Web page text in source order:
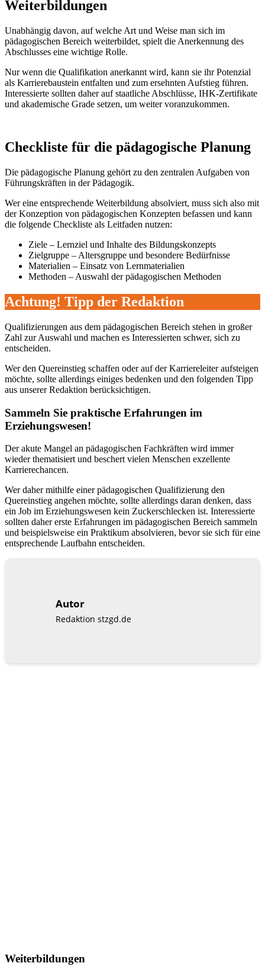
Weiterbildungen
Unabhängig davon, auf welche Art und Weise man sich im
pädagogischen Bereich weiterbildet, spielt die Anerkennung des
Abschlusses eine wichtige Rolle.
Nur wenn die Qualifikation anerkannt wird, kann sie ihr Potenzial
als Karrierebaustein entfalten und zum ersehnten Aufstieg führen.
Interessierte sollten daher auf staatliche Abschlüsse, IHK-Zertifikate
und akademische Grade setzen, um weiter voranzukommen.
Checkliste für die pädagogische Planung
Die pädagogische Planung gehört zu den zentralen Aufgaben von
Führungskräften in der Pädagogik.
Wer eine entsprechende Weiterbildung absolviert, muss sich also mit
der Konzeption von pädagogischen Konzepten befassen und kann
die folgende Checkliste als Leitfaden nutzen:
Ziele – Lernziel und Inhalte des Bildungskonzepts
Zielgruppe – Altersgruppe und besondere Bedürfnisse
Materialien – Einsatz von Lernmaterialien
Methoden – Auswahl der pädagogischen Methoden
Achtung! Tipp der Redaktion
Qualifizierungen aus dem pädagogischen Bereich stehen in großer
Zahl zur Auswahl und machen es Interessierten schwer, sich zu
entscheiden.
Wer den Quereinstieg schaffen oder auf der Karriereleiter aufsteigen
möchte, sollte allerdings einiges bedenken und den folgenden Tipp
aus unserer Redaktion berücksichtigen.
Sammeln Sie praktische Erfahrungen im
Erziehungswesen!
Der akute Mangel an pädagogischen Fachkräften wird immer
wieder thematisiert und beschert vielen Menschen exzellente
Karrierechancen.
Wer daher mithilfe einer pädagogischen Qualifizierung den
Quereinstieg angehen möchte, sollte allerdings daran denken, dass
ein Job im Erziehungswesen kein Zuckerschlecken ist. Interessierte
sollten daher erste Erfahrungen im pädagogischen Bereich sammeln
und beispielsweise ein Praktikum absolvieren, bevor sie sich für eine
entsprechende Laufbahn entscheiden.
Autor
Redaktion stzgd.de
Weiterbildungen